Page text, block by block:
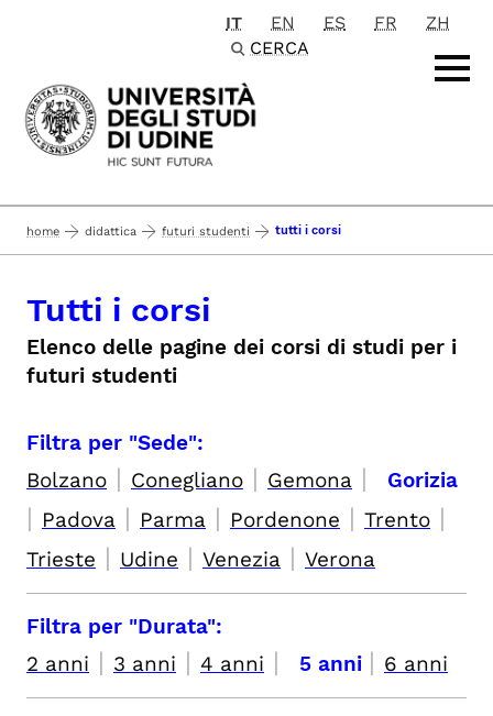
Passa al contenuto principale
IT EN ES FR
ZH
CERCA
home didattica futuri studenti tutti i corsi
Tutti i corsi
Elenco delle pagine dei corsi di studi per i
futuri studenti
Filtra per "Sede":
Bolzano | Conegliano | Gemona | Gorizia
| Padova | Parma | Pordenone | Trento |
Trieste | Udine | Venezia | Verona
Filtra per "Durata":
2 anni | 3 anni | 4 anni | 5 anni | 6 anni